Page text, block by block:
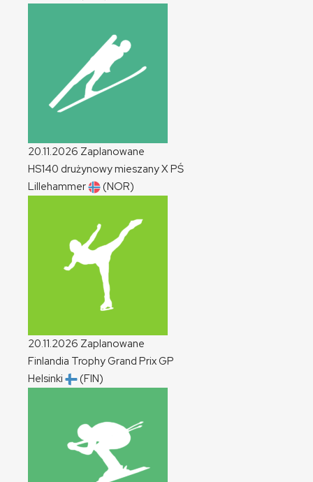
20.11.2026 Zaplanowane
HS140 drużynowy mieszanyXPŚ
Lillehammer
(NOR)
20.11.2026 Zaplanowane
Finlandia Trophy Grand PrixGP
Helsinki
(FIN)